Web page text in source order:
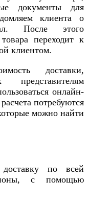
документы для
клиента о
После этого
переходит к
клиентом.
доставки,
онлайн-
потребуются
можно найти
по всей
с помощью